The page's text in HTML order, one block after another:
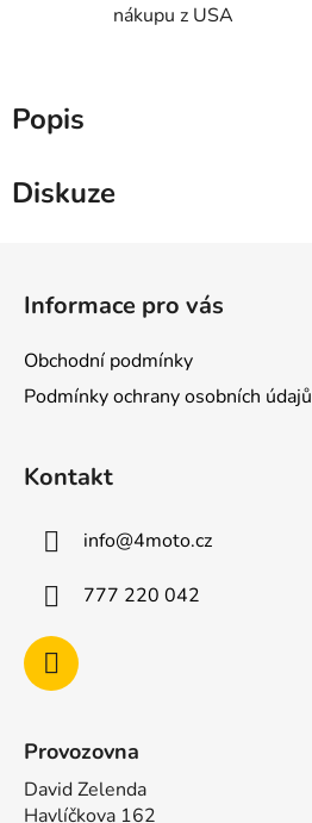
nákupu z USA
Popis
Diskuze
Informace pro vás
Obchodní podmínky
Podmínky ochrany osobních údajů
Kontakt
info@4moto.cz
777 220 042
Provozovna
David Zelenda
Havlíčkova 162